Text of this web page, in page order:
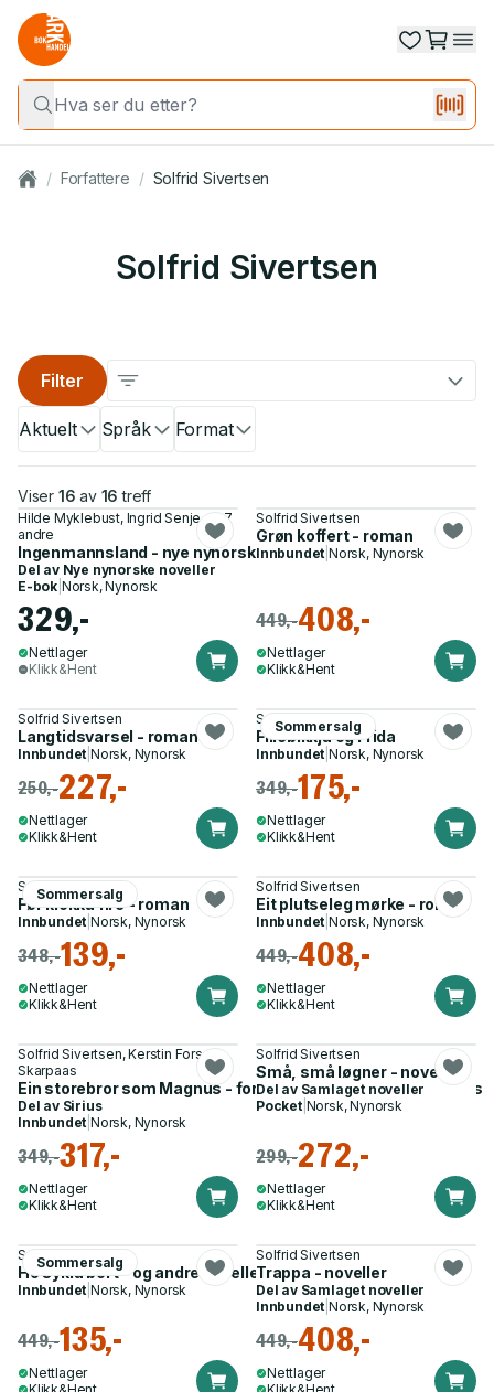
/ Forfattere / Solfrid Sivertsen
Solfrid Sivertsen
Aktuelt Språk Format
Filter
Viser 16 av 16 treff
Hilde Myklebust, Ingrid Senje og 7
andre
Ingenmannsland - nye nynorske noveller
Del av Nye nynorske noveller
E-bok Norsk, Nynorsk
329,-
Nettlager
Klikk&Hent
Solfrid Sivertsen
Grøn koffert - roman
Innbundet |Norsk, Nynorsk
449,-408,-
Nettlager
Klikk&Hent
Solfrid Sivertsen
Langtidsvarsel - roman
Innbundet |Norsk, Nynorsk
250,-227,-
Nettlager
Klikk&Hent
Sommersalg
Solfrid Sivertsen
Fillebikkja og Frida
Innbundet |Norsk, Nynorsk
349,-175,-
Nettlager
Klikk&Hent
Sommersalg
Solfrid Sivertsen
Før klokka fire - roman
Innbundet |Norsk, Nynorsk
348,-139,-
Nettlager
Klikk&Hent
Solfrid Sivertsen
Eit plutseleg mørke - roman
Innbundet |Norsk, Nynorsk
449,-408,-
Nettlager
Klikk&Hent
Solfrid Sivertsen, Kerstin Fors
Skarpaas
Ein storebror som Magnus - forteljingar om Stine og Magnus
Del av Sirius
Innbundet |Norsk, Nynorsk
349,-317,-
Nettlager
Klikk&Hent
Solfrid Sivertsen
Små, små løgner - noveller
Del av Samlaget noveller
Pocket| Norsk, Nynorsk
299,-272,-
Nettlager
Klikk&Hent
Sommersalg
Solfrid Sivertsen
Ho sykla bort - og andre noveller
Innbundet |Norsk, Nynorsk
449,-135,-
Nettlager
Solfrid Sivertsen
Trappa - noveller
Del av Samlaget noveller
Innbundet |Norsk, Nynorsk
449,-408,-
Nettlager